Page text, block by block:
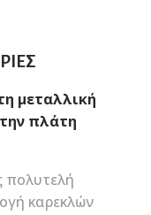
μεταλλική
πλάτη
πολυτελή
καρεκλών